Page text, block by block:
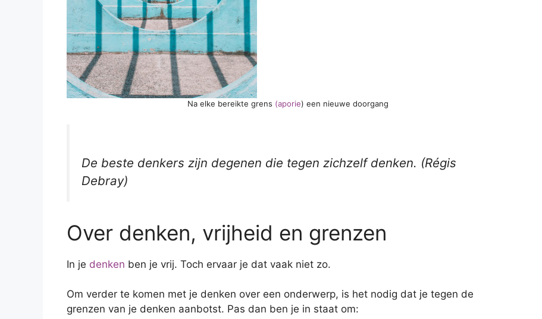
Na elke bereikte grens (aporie) een nieuwe doorgang
De beste denkers zijn degenen die tegen zichzelf denken. (Régis
Debray)
Over denken, vrijheid en grenzen
In je denken ben je vrij. Toch ervaar je dat vaak niet zo.
Om verder te komen met je denken over een onderwerp, is het nodig dat je tegen de
grenzen van je denken aanbotst. Pas dan ben je in staat om: